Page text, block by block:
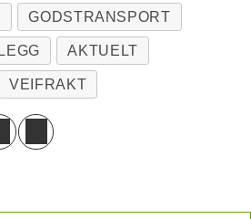
GODSTRANSPORT
AKTUELT
VEIFRAKT